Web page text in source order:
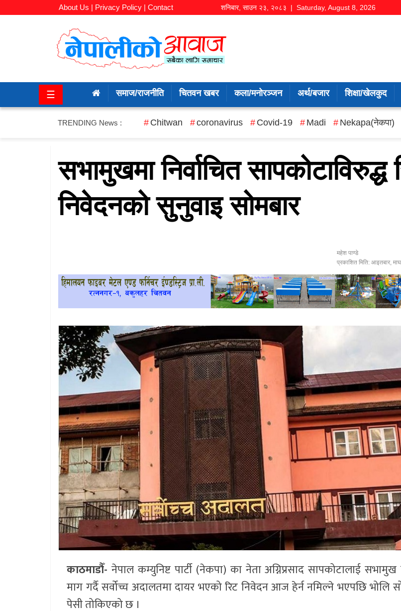
About Us | Privacy Policy | Contact शनिबार, साउन २३, २०८३ | Saturday, August 8, 2026
राजनीति
☰ समाज/राजनीति चितवन खबर कला/मनोरञ्जन अर्थ/बजार शिक्षा/खेलकुद
TRENDING News : Chitwan coronavirus Covid-19 Madi Nekapa(नेकपा)
सभामुखमा निर्वाचित सापकोटाविरुद्ध
निवेदनको सुनुवाइ सोमबार
महेश पाण्डे
प्रकाशित मिति:आइतबार,
काठमाडौँ- नेपाल कम्युनिष्ट पार्टी (नेकपा) का नेता अग्निप्रसाद सापकोटालाई सभामुख
माग गर्दै सर्वोच्च अदालतमा दायर भएको रिट निवेदन आज हेर्न नमिल्ने भएपछि भोलि
पेसी तोकिएको छ ।